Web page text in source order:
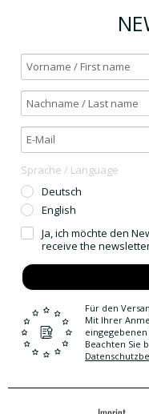
Sprache / Language
Deutsch
English
Ja, ich möchte den
receive the
Für den
Mit Ihrer
Beachten Sie